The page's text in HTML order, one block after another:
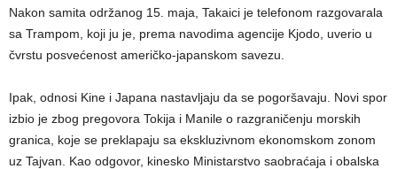
Nakon samita održanog 15. maja, Takaici je telefonom razgovarala
sa Trampom, koji ju je, prema navodima agencije Kjodo, uverio u
čvrstu posvećenost američko-japanskom savezu.
Ipak, odnosi Kine i Japana nastavljaju da se pogoršavaju. Novi spor
izbio je zbog pregovora Tokija i Manile o razgraničenju morskih
granica, koje se preklapaju sa ekskluzivnom ekonomskom zonom
uz Tajvan. Kao odgovor, kinesko Ministarstvo saobraćaja i obalska